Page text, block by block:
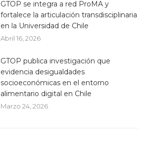
GTOP se integra a red ProMA y
fortalece la articulación transdisciplinaria
en la Universidad de Chile
Abril 16, 2026
GTOP publica investigación que
evidencia desigualdades
socioeconómicas en el entorno
alimentario digital en Chile
Marzo 24, 2026